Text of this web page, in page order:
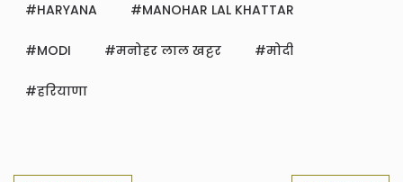
HARYANA MANOHAR LAL KHATTAR
MODI मनोहर लाल खट्टर मोदी
हरियाणा